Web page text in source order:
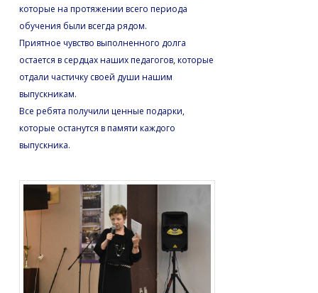
которые на протяжении всего периода
обучения были всегда рядом.
Приятное чувство выполненного долга
остается в сердцах наших педагогов, которые
отдали частичку своей души нашим
выпускникам.
Все ребята получили ценные подарки,
которые останутся в памяти каждого
выпускника.